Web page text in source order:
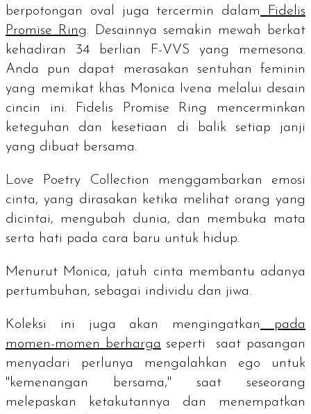
berpotongan oval juga tercermin dalam
Fidelis
Promise Ring. Desainnya semakin mewah berkat
kehadiran 34 berlian F-VVS yang memesona.
Anda pun dapat merasakan sentuhan feminin
yang memikat khas Monica Ivena melalui desain
cincin ini. Fidelis Promise Ring mencerminkan
keteguhan dan kesetiaan di balik setiap janji
yang dibuat bersama.
Love Poetry Collection menggambarkan emosi
cinta, yang dirasakan ketika melihat orang yang
dicintai, mengubah dunia, dan membuka mata
serta hati pada cara baru untuk hidup.
Menurut Monica, jatuh cinta membantu adanya
pertumbuhan, sebagai individu dan jiwa.
Koleksi ini juga akan mengingatkan
pada
momen-momen berharga seperti saat pasangan
menyadari perlunya mengalahkan ego untuk
"kemenangan bersama," saat seseorang
melepaskan ketakutannya dan menempatkan